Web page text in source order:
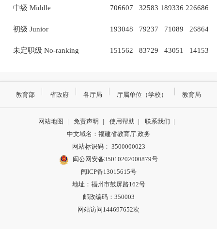
中级 Middle 706607 32583 189336 226686
初级 Junior 193048 79237 71089 26864
未定职级 No-ranking 151562 83729 43051 14153
教育部 省政府 各厅局 厅属单位（学校） 教育局
网站地图 | 免责声明 | 使用帮助 | 联系我们 |
中文域名：福建省教育厅.政务
网站标识码： 3500000023
闽公网安备35010202000879号
闽ICP备13015615号
地址：福州市鼓屏路162号
邮政编码：350003
网站访问144697652次